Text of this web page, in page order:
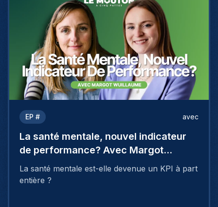
EP # avec
La santé mentale, nouvel indicateur
de performance? Avec Margot
Wuillaume
La santé mentale est-elle devenue un KPI à part
entière ?